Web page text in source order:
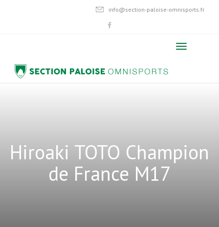
info@section-paloise-omnisports.fr
Hiroaki TOTO Champion
de France M17